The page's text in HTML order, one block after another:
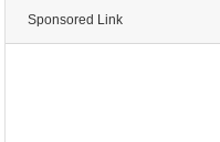
Sponsored Link